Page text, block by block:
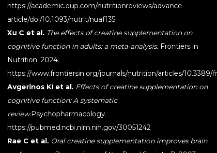
https://academic.oup.com/nutritionreviews/advance-
article/doi/10.1093/nutrit/nuaf135
Xu C et al. The effects of creatine supplementation on
cognitive function in adults: a meta-analysis. Frontiers in
Nutrition. 2024.
https://www.frontiersin.org/journals/nutrition/articles/10.3389/
Avgerinos KI et al. Effects of creatine supplementation on
cognitive function: A systematic
review.Psychopharmacology.
https://pubmed.ncbi.nlm.nih.gov/30051242
Rae C et al. Oral creatine supplementation improves brain